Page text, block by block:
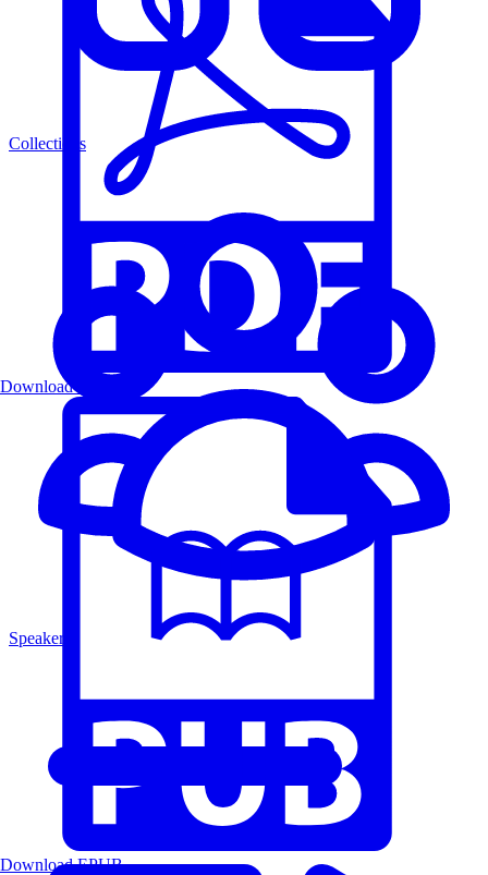
Collections
Speakers
Download PDF
Download EPUB